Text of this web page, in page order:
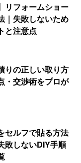
リフォームショー
｜失敗しないため
と注意点
りの正しい取り方
・交渉術をプロが
セルフで貼る方法
敗しないDIY手順